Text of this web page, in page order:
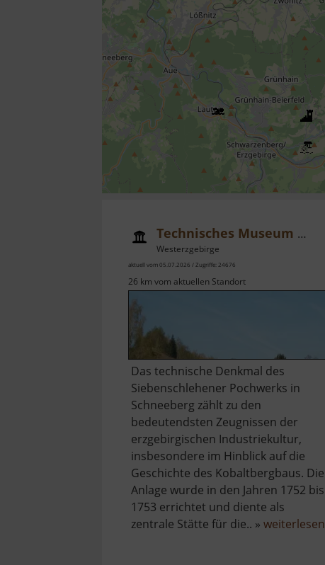
Technisches Museum Siebenschlehener Pochwerk
Westerzgebirge
aktuell vom 05.07.2026 / Zugriffe: 24676
26 km vom aktuellen Standort
Das technische Denkmal des
Siebenschlehener Pochwerks in
Schneeberg zählt zu den
bedeutendsten Zeugnissen der
erzgebirgischen Industriekultur,
insbesondere im Hinblick auf die
Geschichte des Kobaltbergbaus. Die
Anlage wurde in den Jahren 1752 bis
1753 errichtet und diente als
zentrale Stätte für die.. » weiterlesen